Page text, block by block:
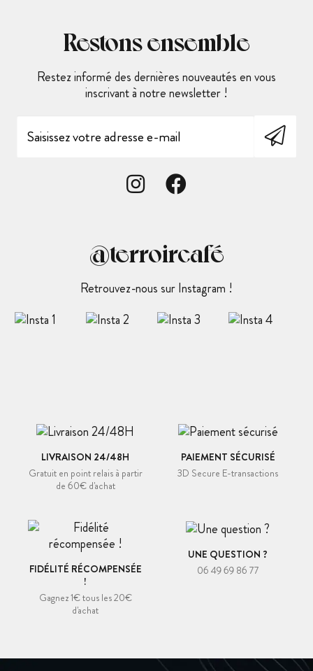
Restons ensemble
Restez informé des dernières nouveautés en vous
inscrivant à notre newsletter !
@terroircafé
Retrouvez-nous sur Instagram !
LIVRAISON 24/48H
Gratuit en point relais à partir
de 60€ d'achat
PAIEMENT SÉCURISÉ
3D Secure E-transactions
FIDÉLITÉ RÉCOMPENSÉE
!
Gagnez 1€ tous les 20€
d'achat
UNE QUESTION ?
06 49 69 86 77